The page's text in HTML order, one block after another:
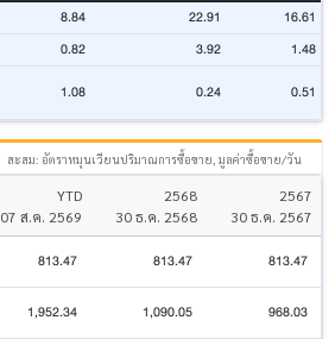
8.84 22.91 16.61
0.82 3.92 1.48
1.08 0.24 0.51
สะสม: อัตราหมุนเวียนปริมาณการซื้อขาย, มูลค่าซื้อขาย/วัน
YTD
07 ส.ค. 2569
2568
30 ธ.ค. 2568
2567
30 ธ.ค. 2567
813.47 813.47 813.47
1,952.34 1,090.05 968.03